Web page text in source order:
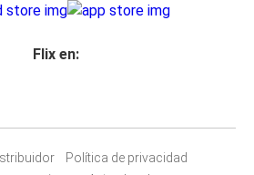
Flix en:
Política de privacidad